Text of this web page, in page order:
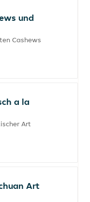
und
Cashews
a la
Art
Art